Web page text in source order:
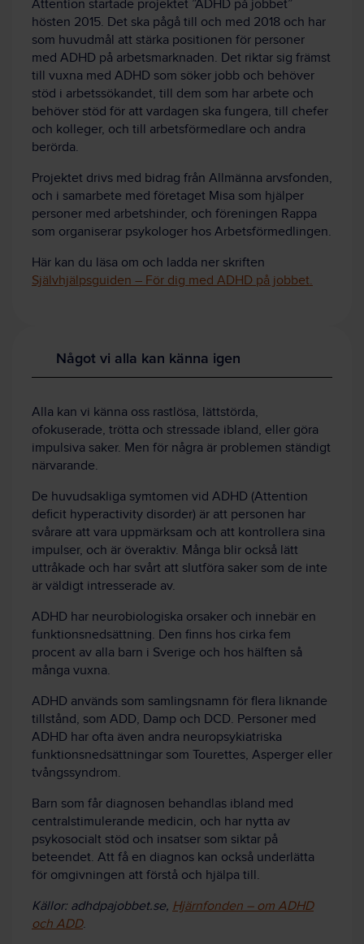
Attention startade projektet ”ADHD på jobbet”
hösten 2015. Det ska pågå till och med 2018 och har
som huvudmål att stärka positionen för personer
med ADHD på arbetsmarknaden. Det riktar sig främst
till vuxna med ADHD som söker jobb och behöver
stöd i arbetssökandet, till dem som har arbete och
behöver stöd för att vardagen ska fungera, till chefer
och kolleger, och till arbetsförmedlare och andra
berörda.
Projektet drivs med bidrag från Allmänna arvsfonden,
och i samarbete med företaget Misa som hjälper
personer med arbetshinder, och föreningen Rappa
som organiserar psykologer hos Arbetsförmedlingen.
Här kan du läsa om och ladda ner skriften
Självhjälpsguiden – För dig med ADHD på jobbet.
Något vi alla kan känna igen
Alla kan vi känna oss rastlösa, lättstörda,
ofokuserade, trötta och stressade ibland, eller göra
impulsiva saker. Men för några är problemen ständigt
närvarande.
De huvudsakliga symtomen vid ADHD (Attention
deficit hyperactivity disorder) är att personen har
svårare att vara uppmärksam och att kontrollera sina
impulser, och är överaktiv. Många blir också lätt
uttråkade och har svårt att slutföra saker som de inte
är väldigt intresserade av.
ADHD har neurobiologiska orsaker och innebär en
funktionsnedsättning. Den finns hos cirka fem
procent av alla barn i Sverige och hos hälften så
många vuxna.
ADHD används som samlingsnamn för flera liknande
tillstånd, som ADD, Damp och DCD. Personer med
ADHD har ofta även andra neuropsykiatriska
funktionsnedsättningar som Tourettes, Asperger eller
tvångssyndrom.
Barn som får diagnosen behandlas ibland med
centralstimulerande medicin, och har nytta av
psykosocialt stöd och insatser som siktar på
beteendet. Att få en diagnos kan också underlätta
för omgivningen att förstå och hjälpa till.
Källor: adhdpajobbet.se, Hjärnfonden – om ADHD
och ADD.